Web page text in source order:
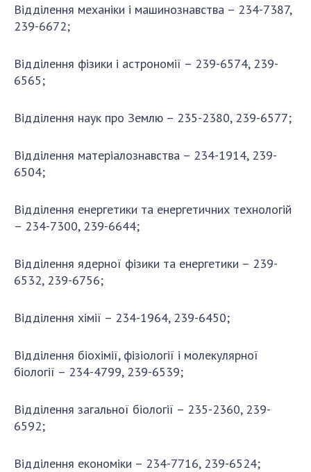
Відділення механіки і машинознавства – 234-7387,
239-6672;
Відділення фізики і астрономії – 239-6574, 239-
6565;
Відділення наук про Землю – 235-2380, 239-6577;
Відділення матеріалознавства – 234-1914, 239-
6504;
Відділення енергетики та енергетичних технологій
– 234-7300, 239-6644;
Відділення ядерної фізики та енергетики – 239-
6532, 239-6756;
Відділення хімії – 234-1964, 239-6450;
Відділення біохімії, фізіології і молекулярної
біології – 234-4799, 239-6539;
Відділення загальної біології – 235-2360, 239-
6592;
Відділення економіки – 234-7716, 239-6524;